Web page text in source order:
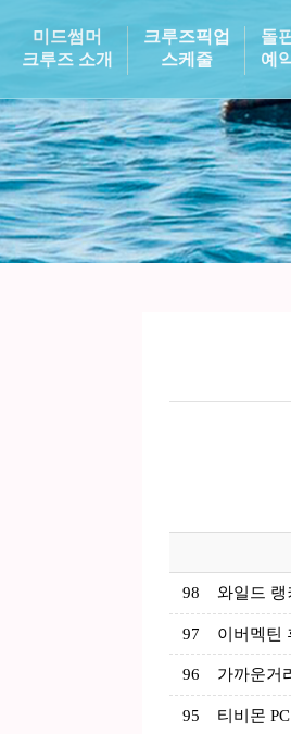
미드썸머
크루즈 소개
크루즈픽업
스케줄
돌
예
98 와일드 랭
97 이버멕틴
96 가까운거
95 티비몬